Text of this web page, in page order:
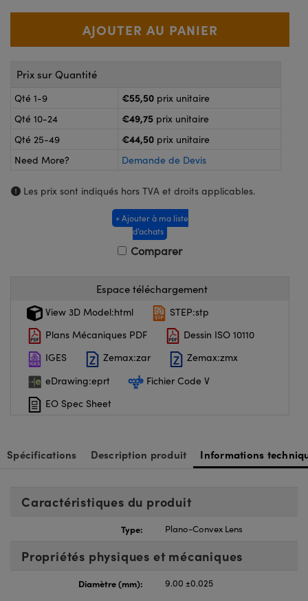
: Microscopie
: Caméras
Gratings™
Prix sur Quantité
Qté 1-9 €55,50 prix unitaire
Qté 10-24
€49,75 prix unitaire
Qté 25-49
€44,50 prix unitaire
Need More?
Demande de Devis
Les prix sont indiqués hors TVA et droits applicables.
+ Ajouter à ma liste
d’achats
Comparer
Espace téléchargement
View 3D Model:html
STEP:stp
Plans Mécaniques PDF
Dessin ISO 10110
IGES
Zemax:zar
Zemax:zmx
eDrawing:eprt
Fichier Code V
EO Spec Sheet
Spécifications Description produit Informations
Caractéristiques du produit
Type: Plano-Convex Lens
Propriétés physiques et mécaniques
Diamètre (mm):
9.00 ±0.025